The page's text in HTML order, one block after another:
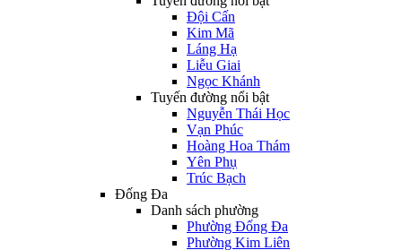
Đội Cấn
Kim Mã
Láng Hạ
Liễu Giai
Ngọc Khánh
Tuyến đường nổi bật
Nguyễn Thái Học
Vạn Phúc
Hoàng Hoa Thám
Yên Phụ
Trúc Bạch
Đống Đa
Danh sách phường
Phường Đống Đa
Phường Kim Liên